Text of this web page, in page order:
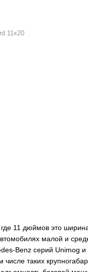
11x20
11 дюймов это
малой и
Benz серий Unimog и
числе таких